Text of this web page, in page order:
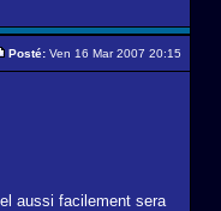
Posté: Ven 16 Mar 2007 20:15
aussi facilement sera